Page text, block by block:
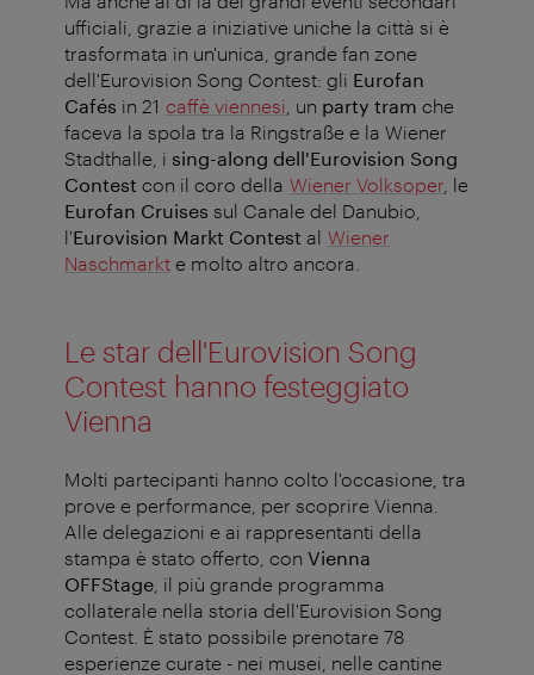
ufficiali, grazie a iniziative uniche la città si è
trasformata in un'unica, grande fan zone
dell'Eurovision Song Contest: gli Eurofan
Cafés in 21 caffè viennesi , un party tram che
faceva la spola tra la Ringstraße e la Wiener
Stadthalle, i sing-along dell'Eurovision Song
Contest con il coro della Wiener Volksoper , le
Eurofan Cruises sul Canale del Danubio,
l'Eurovision Markt Contest al Wiener
Naschmarkt e molto altro ancora.
Le star dell'Eurovision Song
Contest hanno festeggiato
Vienna
Molti partecipanti hanno colto l'occasione, tra
prove e performance, per scoprire Vienna.
Alle delegazioni e ai rappresentanti della
stampa è stato offerto, con Vienna
OFFStage , il più grande programma
collaterale nella storia dell'Eurovision Song
Contest. È stato possibile prenotare 78
esperienze curate - nei musei, nelle cantine